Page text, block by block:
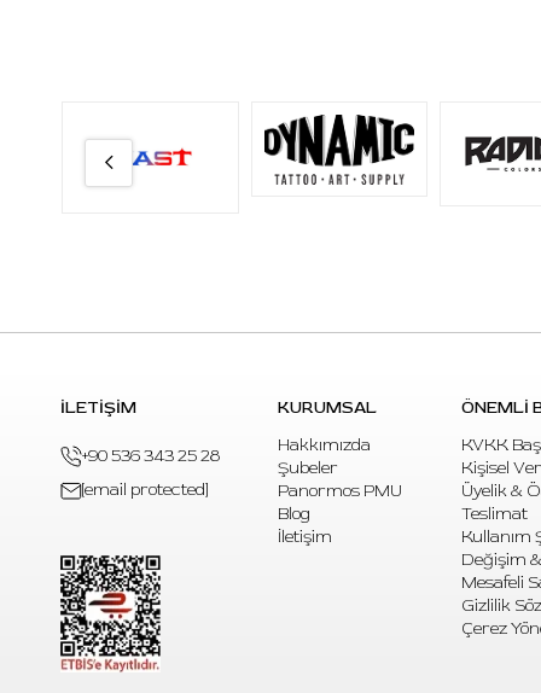
İLETİŞİM
+90 536 343 25 28
[email protected]
KURUMSAL
Hakkımızda
Şubeler
Panormos PMU
Blog
İletişim
ÖNEMLİ
KVKK
Kişisel
Üyelik &
Teslimat
Kullanım
Değişim
Mesafeli
Gizlilik
Çerez